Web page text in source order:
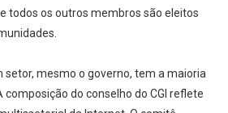
todos os outros membros são eleitos
setor, mesmo o governo, tem a maioria
composição do conselho do CGI reflete